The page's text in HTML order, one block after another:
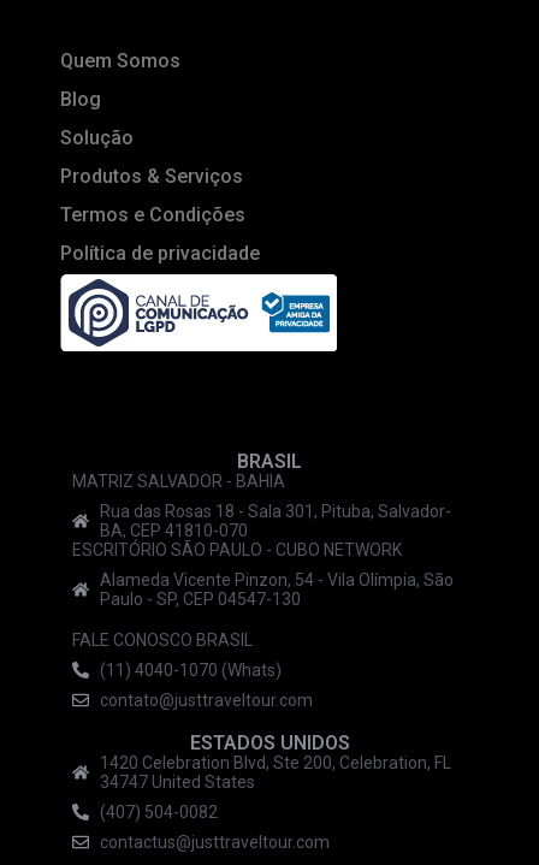
Quem Somos
Blog
Solução
Produtos & Serviços
Termos e Condições
Política de privacidade
BRASIL
MATRIZ SALVADOR - BAHIA
Rua das Rosas 18 - Sala 301, Pituba, Salvador-
BA, CEP 41810-070
ESCRITÓRIO SÃO PAULO - CUBO NETWORK
Alameda Vicente Pinzon, 54 - Vila Olímpia, São
Paulo - SP, CEP 04547-130
FALE CONOSCO BRASIL
(11) 4040-1070 (Whats)
contato@justtraveltour.com
ESTADOS UNIDOS
1420 Celebration Blvd, Ste 200, Celebration, FL
34747 United States
(407) 504-0082
contactus@justtraveltour.com